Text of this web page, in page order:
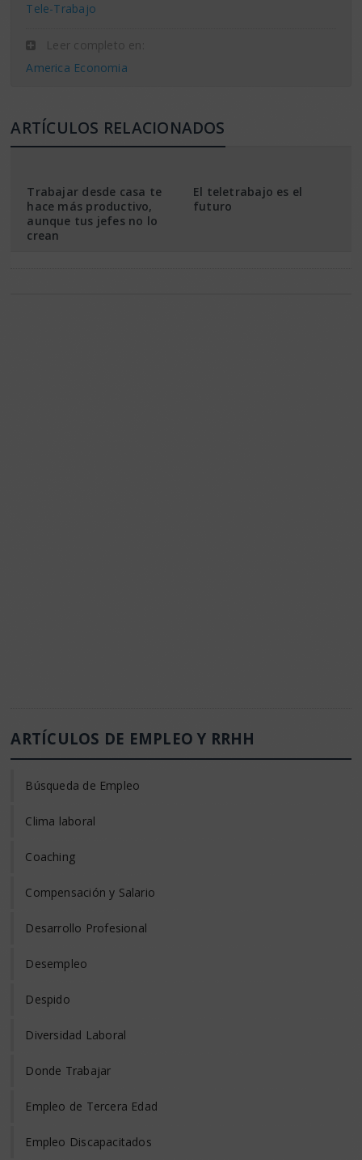
Tele-Trabajo
Leer completo en:
America Economia
ARTÍCULOS RELACIONADOS
Trabajar desde casa te
hace más productivo,
aunque tus jefes no lo
crean
El teletrabajo es el
futuro
ARTÍCULOS DE EMPLEO Y RRHH
Búsqueda de Empleo
Clima laboral
Coaching
Compensación y Salario
Desarrollo Profesional
Desempleo
Despido
Diversidad Laboral
Donde Trabajar
Empleo de Tercera Edad
Empleo Discapacitados